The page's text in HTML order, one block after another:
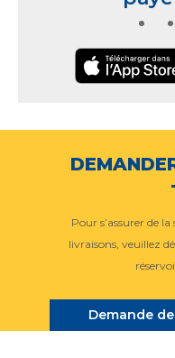
Pour s’assurer de
livraisons, veuillez
Demande